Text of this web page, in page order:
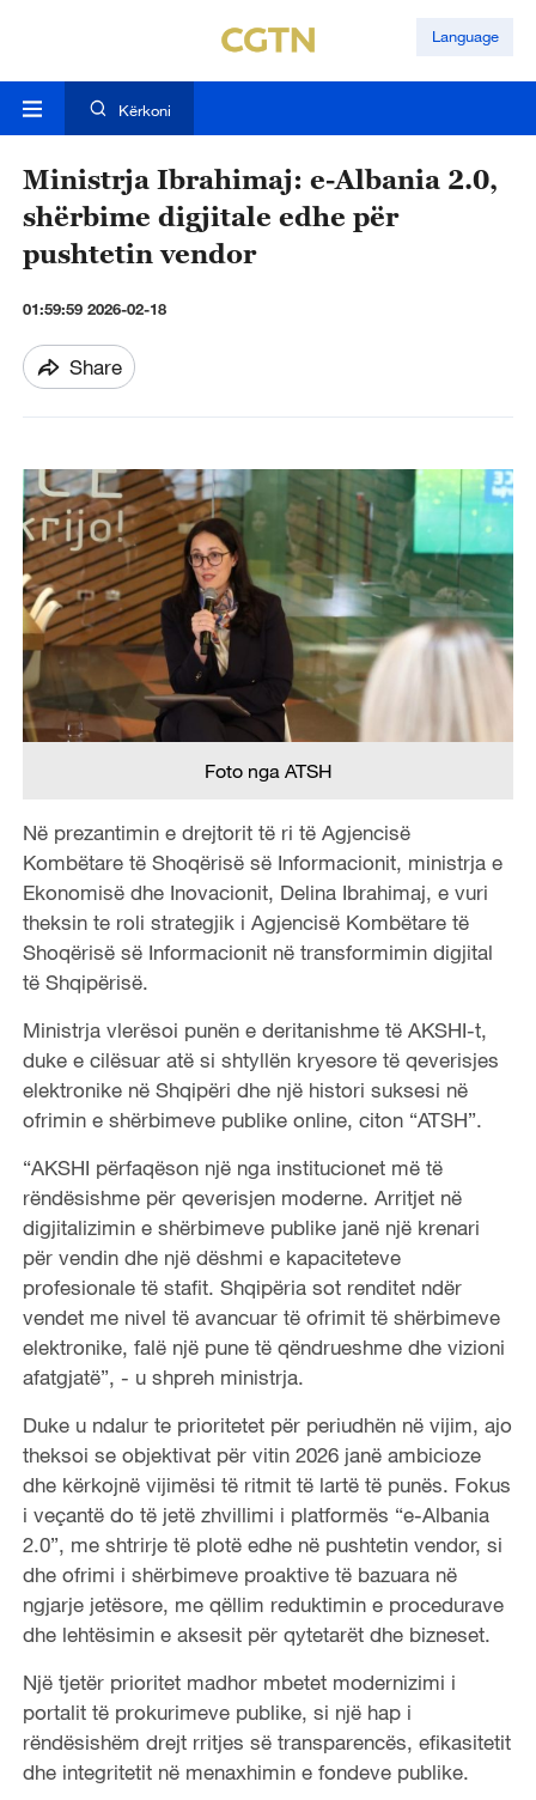
Language
Kërkoni
Ministrja Ibrahimaj: e-Albania 2.0,
shërbime digjitale edhe për
pushtetin vendor
01:59:59 2026-02-18
Share
Foto nga ATSH
Në prezantimin e drejtorit të ri të Agjencisë
Kombëtare të Shoqërisë së Informacionit, ministrja e
Ekonomisë dhe Inovacionit, Delina Ibrahimaj, e vuri
theksin te roli strategjik i Agjencisë Kombëtare të
Shoqërisë së Informacionit në transformimin digjital
të Shqipërisë.
Ministrja vlerësoi punën e deritanishme të AKSHI-t,
duke e cilësuar atë si shtyllën kryesore të qeverisjes
elektronike në Shqipëri dhe një histori suksesi në
ofrimin e shërbimeve publike online, citon “ATSH”.
“AKSHI përfaqëson një nga institucionet më të
rëndësishme për qeverisjen moderne. Arritjet në
digjitalizimin e shërbimeve publike janë një krenari
për vendin dhe një dëshmi e kapaciteteve
profesionale të stafit. Shqipëria sot renditet ndër
vendet me nivel të avancuar të ofrimit të shërbimeve
elektronike, falë një pune të qëndrueshme dhe vizioni
afatgjatë”, - u shpreh ministrja.
Duke u ndalur te prioritetet për periudhën në vijim, ajo
theksoi se objektivat për vitin 2026 janë ambicioze
dhe kërkojnë vijimësi të ritmit të lartë të punës. Fokus
i veçantë do të jetë zhvillimi i platformës “e-Albania
2.0”, me shtrirje të plotë edhe në pushtetin vendor, si
dhe ofrimi i shërbimeve proaktive të bazuara në
ngjarje jetësore, me qëllim reduktimin e procedurave
dhe lehtësimin e aksesit për qytetarët dhe bizneset.
Një tjetër prioritet madhor mbetet modernizimi i
portalit të prokurimeve publike, si një hap i
rëndësishëm drejt rritjes së transparencës, efikasitetit
dhe integritetit në menaxhimin e fondeve publike.